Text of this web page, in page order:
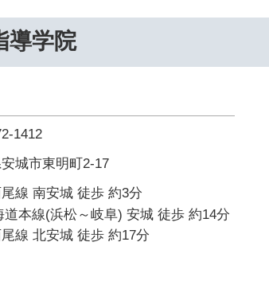
導学院
1412
城市東明町2-17
線 南安城 徒歩 約3分
道本線(浜松～岐阜) 安城 徒歩 約14分
線 北安城 徒歩 約17分